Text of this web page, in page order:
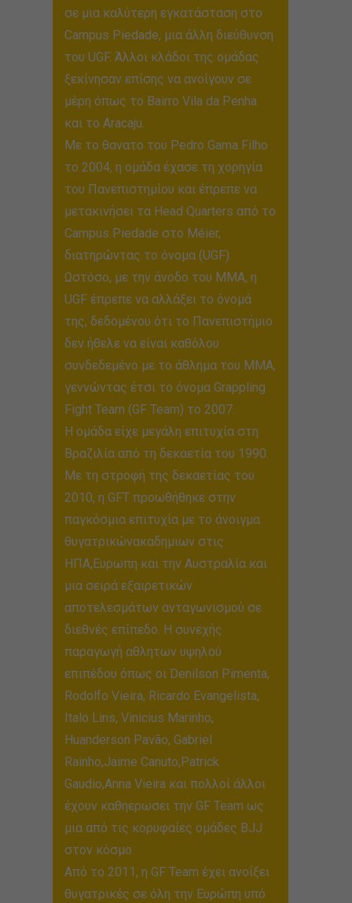
σε μια καλύτερη εγκατάσταση στο
Campus Piedade, μια άλλη διεύθυνση
του UGF. Άλλοι κλάδοι της ομάδας
ξεκίνησαν επίσης να ανοίγουν σε
μέρη όπως το Bairro Vila da Penha
και το Aracaju.
Με το θανατο του Pedro Gama Filho
το 2004, η ομάδα έχασε τη χορηγία
του Πανεπιστημίου και έπρεπε να
μετακινήσει τα Head Quarters από το
Campus Piedade στο Méier,
διατηρώντας το όνομα (UGF).
Ωστόσο, με την άνοδο του MMA, η
UGF έπρεπε να αλλάξει το όνομά
της, δεδομένου ότι το Πανεπιστήμιο
δεν ήθελε να είναι καθόλου
συνδεδεμένο με το άθλημα του MMA,
γεννώντας έτσι το όνομα Grappling
Fight Team (GF Team) το 2007.
Η ομάδα είχε μεγάλη επιτυχία στη
Βραζιλία από τη δεκαετία του 1990.
Με τη στροφή της δεκαετίας του
2010, η GFT προωθήθηκε στην
παγκόσμια επιτυχία με το άνοιγμα
θυγατρικώνακαδημιων στις
ΗΠΑ,Ευρωπη και την Αυστραλία και
μια σειρά εξαιρετικών
αποτελεσμάτων ανταγωνισμού σε
διεθνές επίπεδο. Η συνεχής
παραγωγή αθλητων υψηλού
επιπέδου όπως οι Denilson Pimenta,
Rodolfo Vieira, Ricardo Evangelista,
Italo Lins, Vinicius Marinho,
Huanderson Pavão, Gabriel
Rainho,Jaime Canuto,Patrick
Gaudio,Anna Vieira και πολλοί άλλοι
έχουν καθηερωσει την GF Team ως
μια από τις κορυφαίες ομάδες BJJ
στον κόσμο.
Από το 2011, η GF Team έχει ανοίξει
θυγατρικές σε όλη την Ευρώπη υπό